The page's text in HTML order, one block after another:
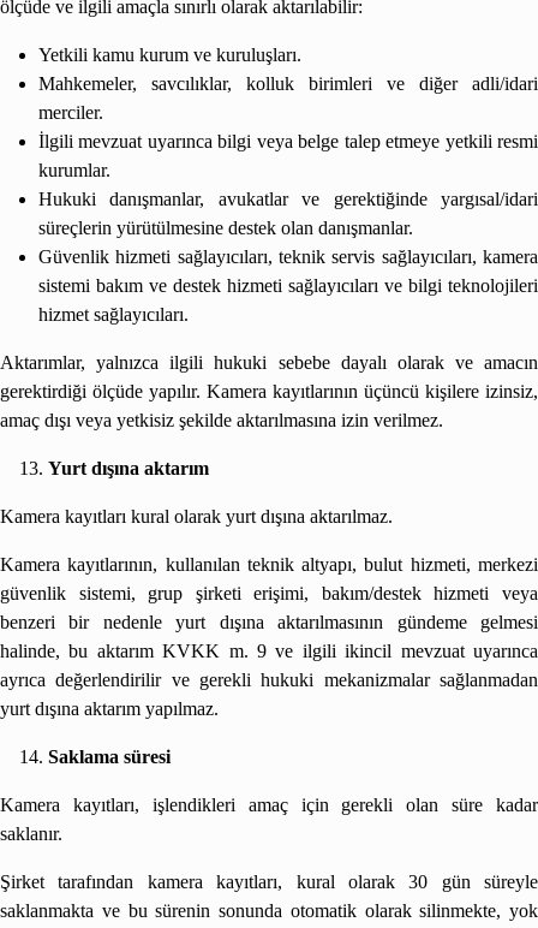
ölçüde ve ilgili amaçla sınırlı olarak aktarılabilir:
Yetkili kamu kurum ve kuruluşları.
Mahkemeler, savcılıklar, kolluk birimleri ve diğer adli/idari
merciler.
İlgili mevzuat uyarınca bilgi veya belge talep etmeye yetkili resmi
kurumlar.
Hukuki danışmanlar, avukatlar ve gerektiğinde yargısal/idari
süreçlerin yürütülmesine destek olan danışmanlar.
Güvenlik hizmeti sağlayıcıları, teknik servis sağlayıcıları, kamera
sistemi bakım ve destek hizmeti sağlayıcıları ve bilgi teknolojileri
hizmet sağlayıcıları.
Aktarımlar, yalnızca ilgili hukuki sebebe dayalı olarak ve amacın
gerektirdiği ölçüde yapılır. Kamera kayıtlarının üçüncü kişilere izinsiz,
amaç dışı veya yetkisiz şekilde aktarılmasına izin verilmez.
Yurt dışına aktarım
Kamera kayıtları kural olarak yurt dışına aktarılmaz.
Kamera kayıtlarının, kullanılan teknik altyapı, bulut hizmeti, merkezi
güvenlik sistemi, grup şirketi erişimi, bakım/destek hizmeti veya
benzeri bir nedenle yurt dışına aktarılmasının gündeme gelmesi
halinde, bu aktarım KVKK m. 9 ve ilgili ikincil mevzuat uyarınca
ayrıca değerlendirilir ve gerekli hukuki mekanizmalar sağlanmadan
yurt dışına aktarım yapılmaz.
Saklama süresi
Kamera kayıtları, işlendikleri amaç için gerekli olan süre kadar
saklanır.
Şirket tarafından kamera kayıtları, kural olarak 30 gün süreyle
saklanmakta ve bu sürenin sonunda otomatik olarak silinmekte, yok